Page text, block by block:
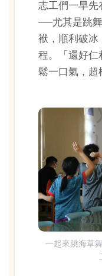
志工們一早先
──尤其是跳
袱，順利破冰
程。「還好仁
鬆一口氣，超
一起來跳海草